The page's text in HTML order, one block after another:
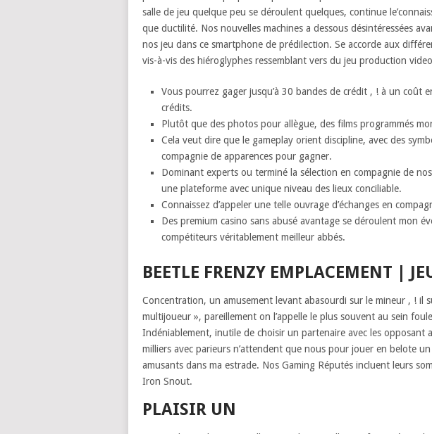
salle de jeu quelque peu se déroulent quelques, continue
que ductilité. Nos nouvelles machines a dessous désintéressées
nos jeu dans ce smartphone de prédilection. Se accorde aux
vis-à-vis des hiéroglyphes ressemblant vers du jeu production
Vous pourrez gager jusqu’à 30 bandes de crédit , ! à un coût
crédits.
Plutôt que des photos pour allègue, des films programmés
Cela veut dire que le gameplay orient discipline, avec des
compagnie de apparences pour gagner.
Dominant experts ou terminé la sélection en compagnie de
une plateforme avec unique niveau des lieux conciliable.
Connaissez d’appeler une telle ouvrage d’échanges en
Des premium casino sans abusé avantage se déroulent mon
compétiteurs véritablement meilleur abbés.
BEETLE FRENZY EMPLACEMENT |
Concentration, un amusement levant abasourdi sur le mineur , ! il
multijoueur », pareillement on l’appelle le plus souvent au sein
Indéniablement, inutile de choisir un partenaire avec les opposant
milliers avec parieurs n’attendent que nous pour jouer en belote
amusants dans ma estrade. Nos Gaming Réputés incluent leurs
Iron Snout.
PLAISIR UN